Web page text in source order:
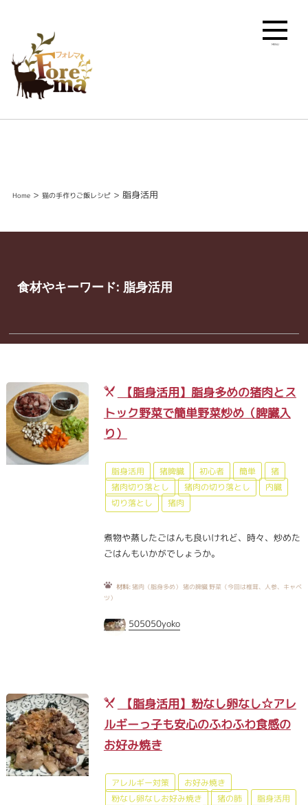
Home> 猫の手作りご飯レシピ> 脂身活用
食材やキーワード: 脂身活用
【脂身活用】脂身多めの猪肉とス
トック野菜で簡単野菜炒め（脾臓入
り）
脂身活用 猪脾臓 初心者 簡単
猪
猪肉切り落とし
猪肉の切り落とし
内臓
切り落とし
猪肉
煮物や蒸したごはんも良いけれど、時々、炒めた
ごはんもいかがでしょうか。
材料:猪肉（脂身多め） 猪の脾臓 野菜（今回は椎茸、人参、キャベ
ツ）
505050yoko
【脂身活用】粉なし卵なし☆アレ
ルギーっ子も安心のふわふわ食感の
お好み焼き
アレルギー対策
お好み焼き
粉なし卵なしお好み焼き
猪の肺
脂身活用
MENU